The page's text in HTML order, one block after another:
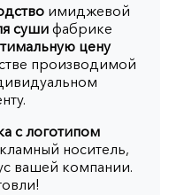
имиджевой
сушифабрике
цену
производимой
с логотипом
носитель,
вашей компании.